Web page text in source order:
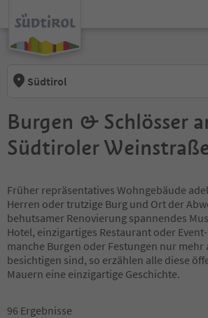
Südtirol
Burgen & Schlösser
Südtiroler
Früher repräsentatives Wohngebäude
Herren oder trutzige Burg und Ort der
behutsamer Renovierung spannendes
Hotel, einzigartiges Restaurant oder
manche Burgen oder Festungen nur mehr
besichtigen sind, so erzählen alle diese
Mauern eine einzigartige Geschichte.
96 Ergebnisse